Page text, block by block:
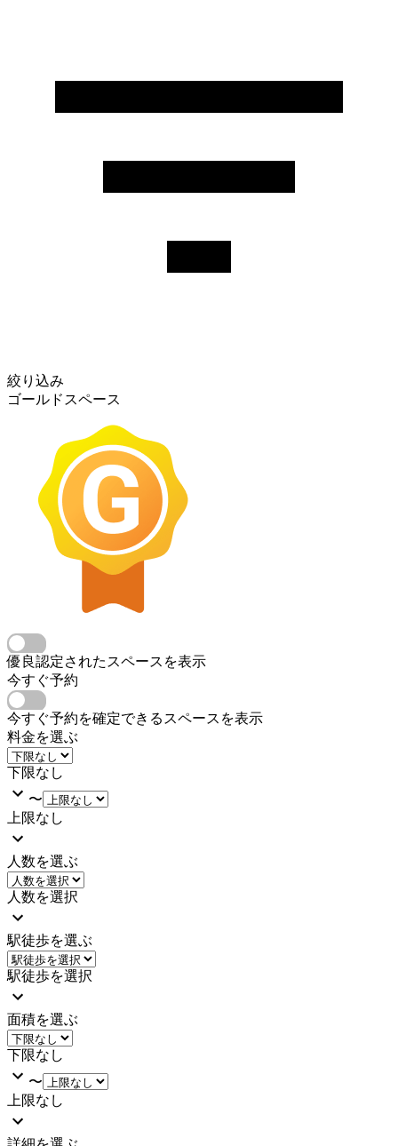
絞り込み
ゴールドスペース
優良認定されたスペースを表示
今すぐ予約
今すぐ予約を確定できるスペースを表示
料金を選ぶ
下限なし
〜
上限なし
人数を選ぶ
人数を選択
駅徒歩を選ぶ
駅徒歩を選択
面積を選ぶ
下限なし
〜
上限なし